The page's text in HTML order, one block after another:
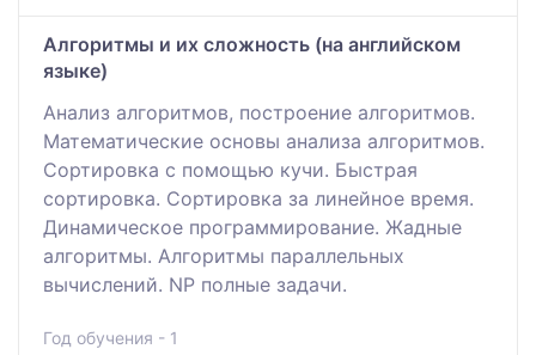
Алгоритмы и их сложность (на английском
языке)
Анализ алгоритмов, построение алгоритмов.
Математические основы анализа алгоритмов.
Сортировка с помощью кучи. Быстрая
сортировка. Сортировка за линейное время.
Динамическое программирование. Жадные
алгоритмы. Алгоритмы параллельных
вычислений. NP полные задачи.
Год обучения - 1